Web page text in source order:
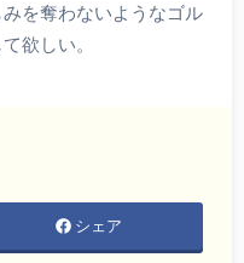
を奪わないようなゴル
欲しい。
シェア